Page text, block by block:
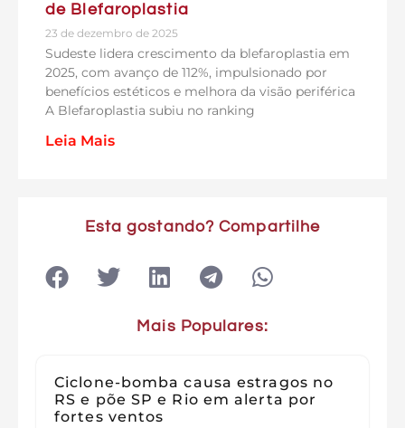
de Blefaroplastia
23 de dezembro de 2025
Sudeste lidera crescimento da blefaroplastia em
2025, com avanço de 112%, impulsionado por
benefícios estéticos e melhora da visão periférica
A Blefaroplastia subiu no ranking
Leia Mais
Esta gostando? Compartilhe
Mais Populares:
Ciclone-bomba causa estragos no
RS e põe SP e Rio em alerta por
fortes ventos